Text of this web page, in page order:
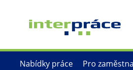
hlavnímu
Nabídky práce Pro